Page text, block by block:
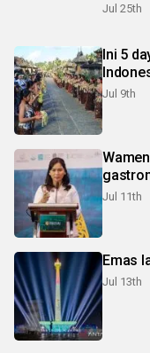
Jul 25th
Ini 5
Jul 9th
Jul 11th
Emas
Jul 13th